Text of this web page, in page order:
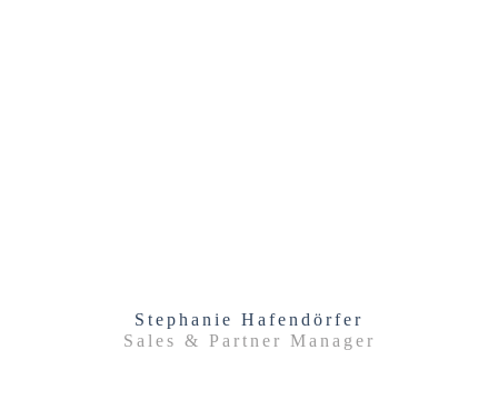
Stephanie Hafendörfer
Sales & Partner Manager